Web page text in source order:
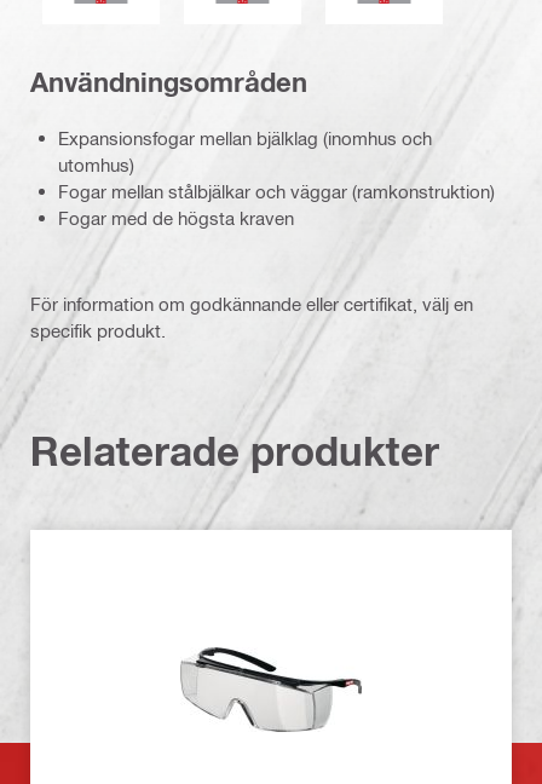
Användningsområden
Expansionsfogar mellan bjälklag (inomhus och
utomhus)
Fogar mellan stålbjälkar och väggar (ramkonstruktion)
Fogar med de högsta kraven
För information om godkännande eller certifikat, välj en
specifik produkt.
Relaterade produkter